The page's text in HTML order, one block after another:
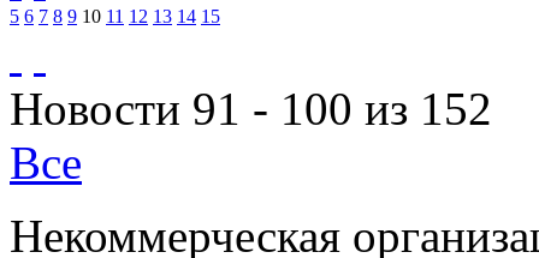
5 6 7 8 9 10 11 12 13 14 15
Новости 91 - 100 из 152
Все
Некоммерческая